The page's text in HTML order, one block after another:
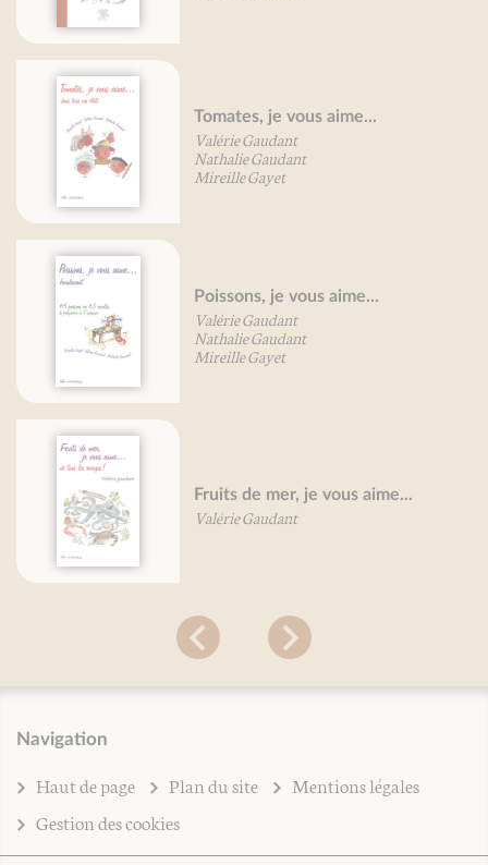
Tomates, je vous aime...
Valérie Gaudant
Nathalie Gaudant
Mireille Gayet
Poissons, je vous aime...
Valérie Gaudant
Nathalie Gaudant
Mireille Gayet
Fruits de mer, je vous aime...
Valérie Gaudant
Navigation
Haut de page Plan du site
Mentions légales
Gestion des cookies